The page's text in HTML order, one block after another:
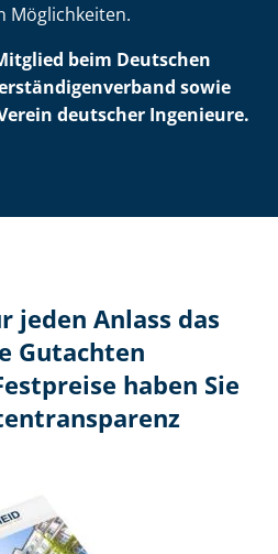
Möglichkeiten.
beim Deutschen
sowie
deutscher Ingenieure.
jeden Anlass das
Gutachten
haben Sie